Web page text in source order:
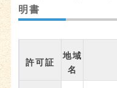
明書
許可証
地域
名